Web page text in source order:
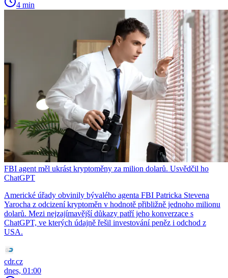
4 min
FBI agent měl ukrást kryptoměny za milion dolarů. Usvědčil ho
ChatGPT
Americké úřady obvinily bývalého agenta FBI Patricka Stevena
Yarocha z odcizení kryptoměn v hodnotě přibližně jednoho milionu
dolarů. Mezi nejzajímavější důkazy patří jeho konverzace s
ChatGPT, ve kterých údajně řešil investování peněz i odchod z
USA.
cdr.cz
dnes, 01:00